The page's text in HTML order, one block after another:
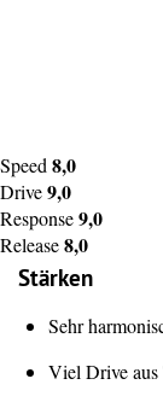
Speed 8,0
Drive9,0
Response9,0
Release8,0
Stärken
Sehr
Viel Drive aus